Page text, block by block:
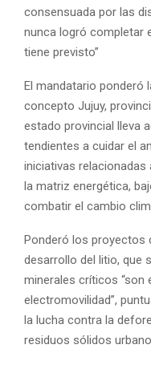
consensuada por las
nunca logró completar
tiene previsto”
El mandatario ponderó
concepto Jujuy,
estado provincial lleva
tendientes a cuidar el
iniciativas relacionadas
la matriz energética,
combatir el cambio
Ponderó los proyectos
desarrollo del litio, que
minerales críticos “son
electromovilidad”,
la lucha contra la
residuos sólidos